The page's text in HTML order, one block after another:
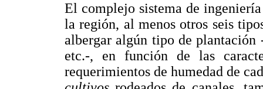
El complejo sistema de
la región, al menos otros seis
albergar algún tipo de plantación
etc.-, en función de las
requerimientos de humedad de